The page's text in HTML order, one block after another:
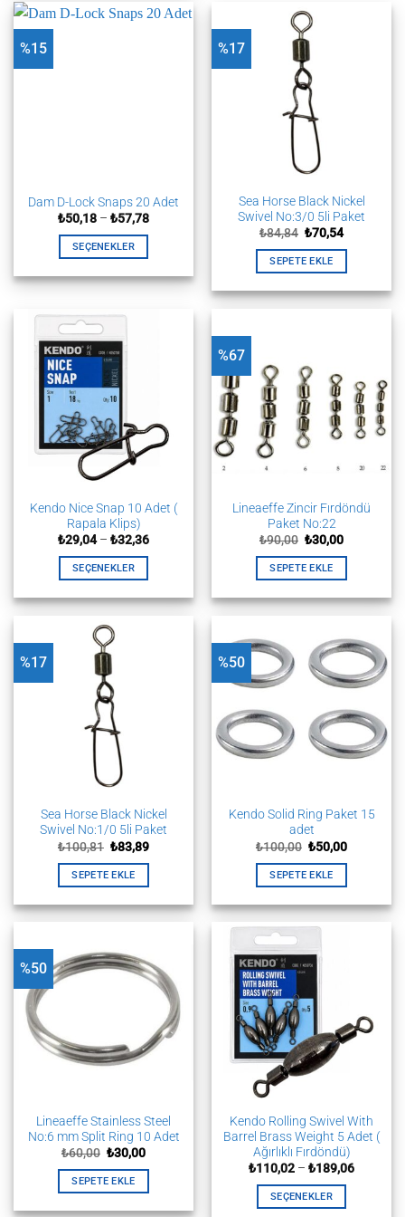
birden
fazla
varyasyonu
var.
Seçenekler
ürün
sayfasından
seçilebilir
%15
Dam D-Lock Snaps 20 Adet
₺50,18 – ₺57,78Fiyat
SEÇENEKLER
ürünün
fazla
varyasyonu
var.
Seçenekler
ürün
sayfasından
seçilebilir
%17
Sea Horse Black Nickel
Swivel No:3/0 5li Paket
₺84,84 Orijinal
fiyat:
₺84,84.
₺70,54Şu
fiyat:
SEPETE EKLE
Kendo Nice Snap 10 Adet (
Rapala Klips)
₺29,04 – ₺32,36Fiyat
SEÇENEKLER
ürünün
birden
fazla
varyasyonu
var.
Seçenekler
ürün
sayfasından
seçilebilir
%67
Lineaeffe Zincir Fırdöndü
Paket No:22
₺90,00 Orijinal
fiyat:
₺90,00.
₺30,00Şu
fiyat:
SEPETE EKLE
%17
Sea Horse Black Nickel
Swivel No:1/0 5li Paket
₺100,81 Orijinal
fiyat:
₺100,81.
₺83,89Şu
SEPETE EKLE
%50
Kendo Solid Ring Paket 15
adet
₺100,00 Orijinal
fiyat:
₺100,00.
₺50,00Şu
SEPETE EKLE
%50
Lineaeffe Stainless Steel
No:6 mm Split Ring 10 Adet
₺60,00 Orijinal
fiyat:
₺60,00.
₺30,00Şu
fiyat:
SEPETE EKLE
Kendo Rolling Swivel With
Barrel Brass Weight 5 Adet (
Ağırlıklı Fırdöndü)
₺110,02 – ₺189,06Fiyat
SEÇENEKLER